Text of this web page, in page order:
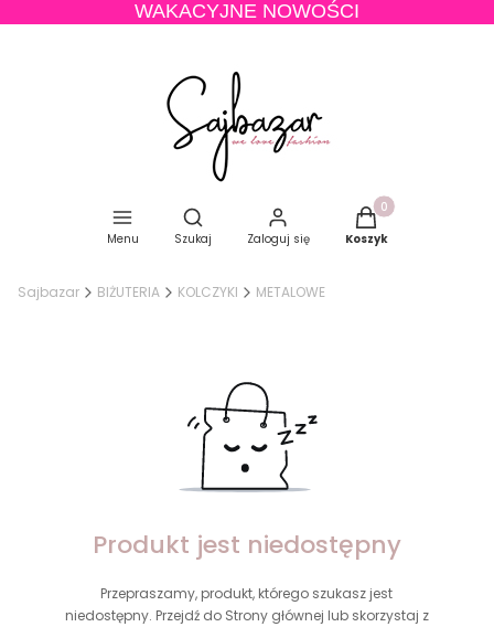
WAKACYJNE NOWOŚCI
Menu
Otwórz wyszukiwarkę
Szukaj Zaloguj się
Produkty w
Koszyk
Sajbazar BIŻUTERIA KOLCZYKI METALOWE
Produkt jest niedostępny
Przepraszamy, produkt, którego szukasz jest
niedostępny. Przejdź do Strony głównej lub skorzystaj z